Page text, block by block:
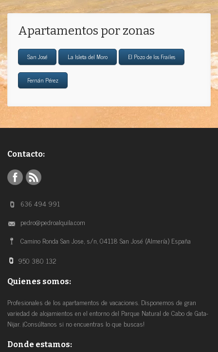
Apartamentos por zonas
San José La Isleta del Moro El Pozo de los Frailes
Fernán Pérez
Contacto:
636 494 991
pedro@pedroalquila.com
Camino Ronda San Jose, s/n, 04118 San José (Almería) España
950 380 132
Quienes somos:
Profesionales de los apartamentos de vacaciones. Disponemos de gran
variedad de alojamientos en el entorno del Parque Natural de Cabo de Gata-
Nijar. ¡Consúltanos si no encuentras lo que buscas!
Donde estamos: